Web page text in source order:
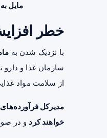
مایل
خطر
با نزدیک شدن به
سازمان غذا و دارو
از سلامت مواد
مدیرکل
خواهند کرد و در